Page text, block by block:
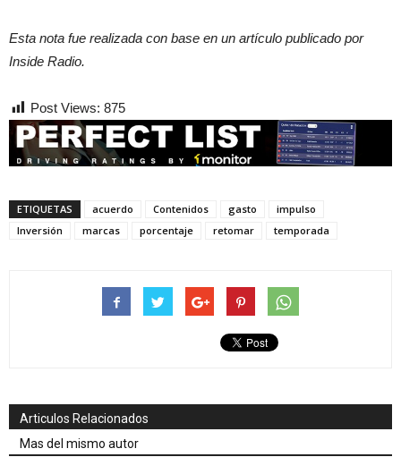
Esta nota fue realizada con base en un artículo publicado por
Inside Radio.
Post Views: 875
ETIQUETAS acuerdo Contenidos gasto
impulso
Inversión
marcas porcentaje retomar temporada
Articulos Relacionados
Mas del mismo autor